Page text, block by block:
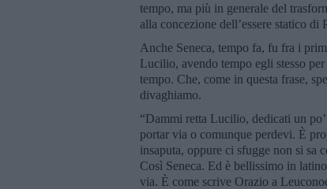
tempo, ma più in generale del
alla concezione dell’essere statico
Anche Seneca, tempo fa, fu fra i
Lucilio, avendo tempo egli stesso
tempo. Che, come in questa frase,
divaghiamo.
“Dammi retta Lucilio, dedicati un
portar via o comunque perdevi. È
insaputa, oppure ci sfugge non si sa
Così Seneca. Ed è bellissimo in
via. È come scrive Orazio a